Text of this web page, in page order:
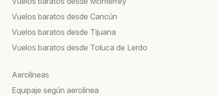
Vuelos baratos desde Cancún
Vuelos baratos desde Tijuana
Vuelos baratos desde Toluca de Lerdo
Aerolíneas
Equipaje según aerolínea